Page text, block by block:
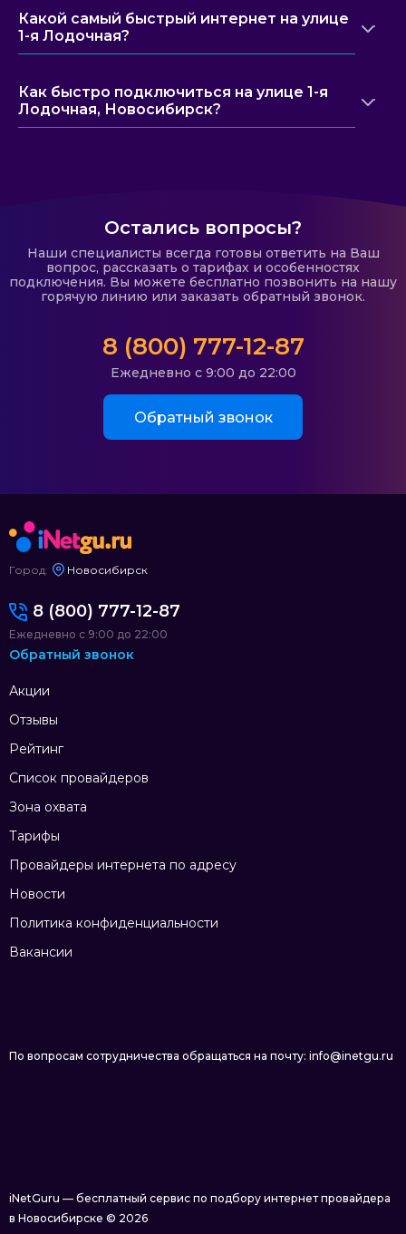
Какой самый быстрый интернет на улице
1-я Лодочная?
Как быстро подключиться на улице 1-я
Лодочная, Новосибирск?
Остались вопросы?
Наши специалисты всегда готовы ответить на Ваш
вопрос, рассказать о тарифах и особенностях
подключения. Вы можете бесплатно позвонить на нашу
горячую линию или заказать обратный звонок.
8 (800) 777-12-87
Ежедневно с 9:00 до 22:00
Обратный звонок
Город: Новосибирск
Акции
Отзывы
Рейтинг
Список провайдеров
Зона охвата
Тарифы
Провайдеры интернета по адресу
Новости
Политика конфиденциальности
Вакансии
8 (800) 777-12-87
Ежедневно с 9:00 до 22:00
Обратный звонок
По вопросам сотрудничества обращаться на почту: info@inetgu.ru
iNetGuru — бесплатный сервис по подбору интернет провайдера
в Новосибирске © 2026